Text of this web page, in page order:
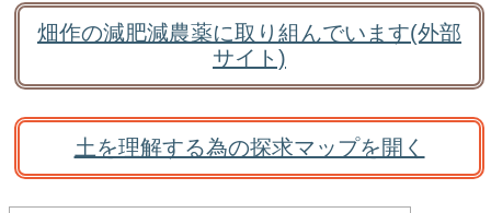
畑作の減肥減農薬に取り組んでいます(外部
サイト)
土を理解する為の探求マップを開く